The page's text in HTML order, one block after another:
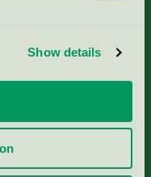
Show details